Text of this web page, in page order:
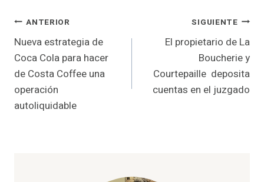
Navegación
de
entradas
ANTERIOR
Nueva estrategia de
Coca Cola para hacer
de Costa Coffee una
operación
autoliquidable
SIGUIENTE
El propietario de La
Boucherie y
Courtepaille deposita
cuentas en el juzgado